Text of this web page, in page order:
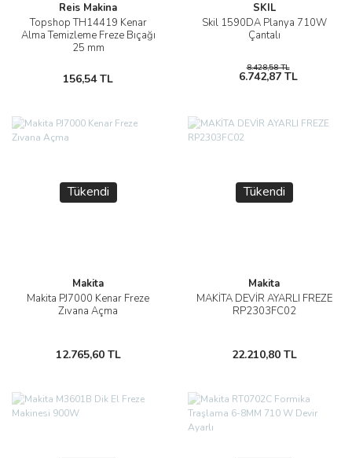
Reis Makina
Topshop TH14419 Kenar
Alma Temizleme Freze Bıçağı
25 mm
156,54 TL
SKIL
Skil 1590DA Planya 710W
Çantalı
8.428,58 TL
6.742,87 TL
Tükendi
Makita
Makita PJ7000 Kenar Freze
Zıvana Açma
12.765,60 TL
Tükendi
Makita
MAKİTA DEVİR AYARLI FREZE
RP2303FC02
22.210,80 TL